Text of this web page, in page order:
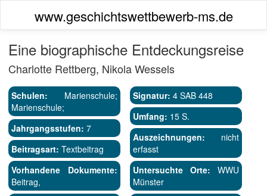
www.geschichtswettbewerb-ms.de
Eine biographische Entdeckungsreise
Charlotte Rettberg, Nikola Wessels
Schulen: Marienschule;
Marienschule;
Jahrgangsstufen: 7
Beitragsart: Textbeitrag
Vorhandene Dokumente:
Beitrag,
Signatur: 4 SAB 448
Umfang: 15 S.
Auszeichnungen: nicht
erfasst
Untersuchte Orte: WWU
Münster